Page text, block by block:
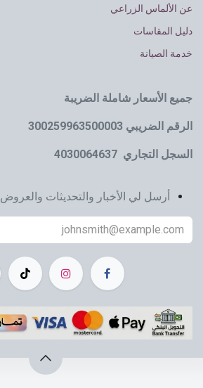
عن الألماس الزراعي
دليل المقاسات
خدمة الصيانة
جميع الأسعار شاملة الضريبة
الرقم الضريبي 300259963500003
السجل التجاري 4030064637
أرسل لي الأخبار والتحديثات والعروض.